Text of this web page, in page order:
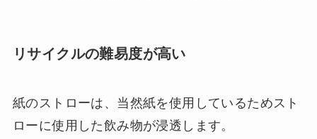
リサイクルの難易度が高い
紙のストローは、当然紙を使用しているためスト
ローに使用した飲み物が浸透します。